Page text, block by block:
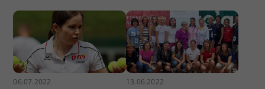
06.07.2022 13.06.2022